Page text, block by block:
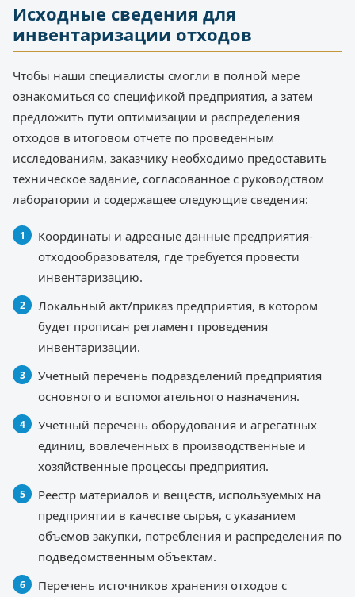
Исходные сведения для
инвентаризации отходов
Чтобы наши специалисты смогли в полной мере
ознакомиться со спецификой предприятия, а затем
предложить пути оптимизации и распределения
отходов в итоговом отчете по проведенным
исследованиям, заказчику необходимо предоставить
техническое задание, согласованное с руководством
лаборатории и содержащее следующие сведения:
Координаты и адресные данные предприятия-
отходообразователя, где требуется провести
инвентаризацию.
Локальный акт/приказ предприятия, в котором
будет прописан регламент проведения
инвентаризации.
Учетный перечень подразделений предприятия
основного и вспомогательного назначения.
Учетный перечень оборудования и агрегатных
единиц, вовлеченных в производственные и
хозяйственные процессы предприятия.
Реестр материалов и веществ, используемых на
предприятии в качестве сырья, с указанием
объемов закупки, потребления и распределения по
подведомственным объектам.
Перечень источников хранения отходов с